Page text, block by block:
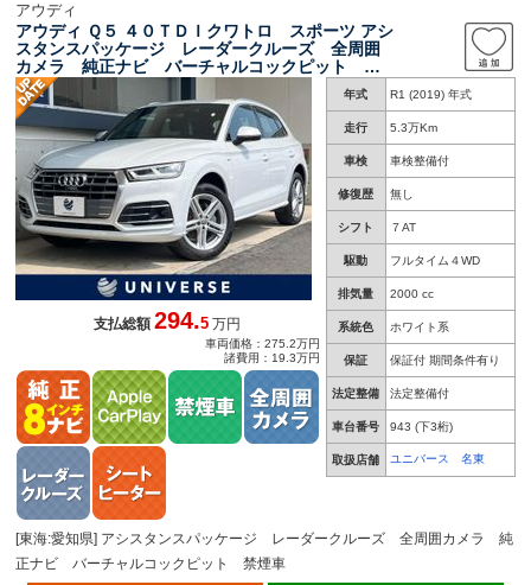
アウディ
アウディ Ｑ５ ４０ＴＤＩクワトロ スポーツ アシ
スタンスパッケージ レーダークルーズ 全周囲
カメラ 純正ナビ バーチャルコックピット マ
トリクスＬＥＤ ＡｐｐｌｅＣａｒＰｌａｙ 前
席シートヒーター 前席パワーシート パワーバ
ックドア 禁煙車
年式 R1 (2019) 年式
走行 5.3万Km
車検 車検整備付
修復歴 無し
シフト ７AT
駆動 フルタイム４WD
排気量 2000 cc
系統色 ホワイト系
保証 保証付 期間条件有り
法定整備 法定整備付
車台番号 943 (下3桁)
取扱店舗 ユニバース 名東
支払総額294.5 万円
車両価格：275.2万円
諸費用：19.3万円
[東海:愛知県] アシスタンスパッケージ レーダークルーズ 全周囲カメラ 純
正ナビ バーチャルコックピット 禁煙車